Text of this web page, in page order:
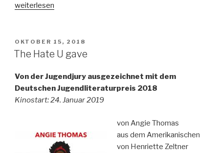
„Magic
Zauber
sind
weiterlesen
VERÖFFENTLICHT
AM
OKTOBER 15, 2018
The Hate U gave
Von der Jugendjury ausgezeichnet mit dem
Deutschen Jugendliteraturpreis 2018
Kinostart: 24. Januar 2019
von Angie Thomas
aus dem Amerikanischen
von Henriette Zeltner